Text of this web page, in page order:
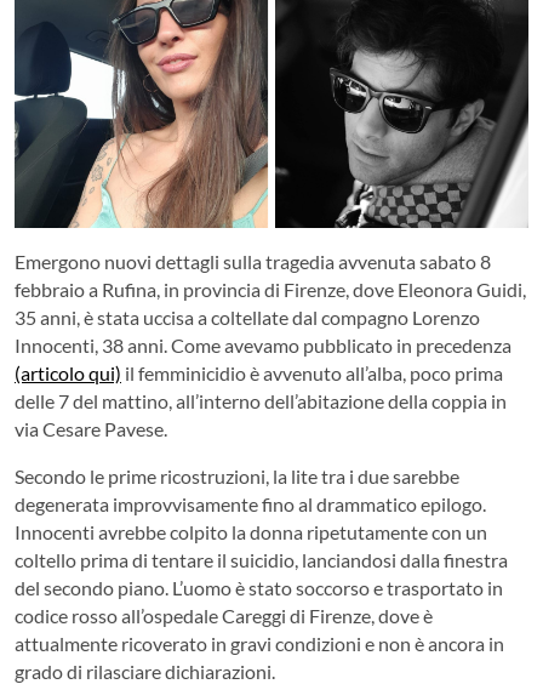
Emergono nuovi dettagli sulla tragedia avvenuta sabato 8
febbraio a Rufina, in provincia di Firenze, dove Eleonora Guidi,
35 anni, è stata uccisa a coltellate dal compagno Lorenzo
Innocenti, 38 anni. Come avevamo pubblicato in precedenza
(articolo qui) il femminicidio è avvenuto all’alba, poco prima
delle 7 del mattino, all’interno dell’abitazione della coppia in
via Cesare Pavese.
Secondo le prime ricostruzioni, la lite tra i due sarebbe
degenerata improvvisamente fino al drammatico epilogo.
Innocenti avrebbe colpito la donna ripetutamente con un
coltello prima di tentare il suicidio, lanciandosi dalla finestra
del secondo piano. L’uomo è stato soccorso e trasportato in
codice rosso all’ospedale Careggi di Firenze, dove è
attualmente ricoverato in gravi condizioni e non è ancora in
grado di rilasciare dichiarazioni.